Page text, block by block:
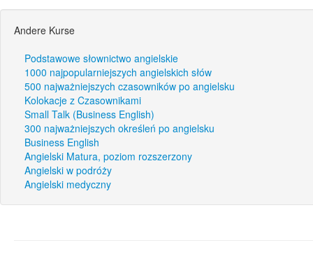
Andere Kurse
Podstawowe słownictwo angielskie
1000 najpopularniejszych angielskich słów
500 najważniejszych czasowników po angielsku
Kolokacje z Czasownikami
Small Talk (Business English)
300 najważniejszych określeń po angielsku
Business English
Angielski Matura, poziom rozszerzony
Angielski w podróży
Angielski medyczny